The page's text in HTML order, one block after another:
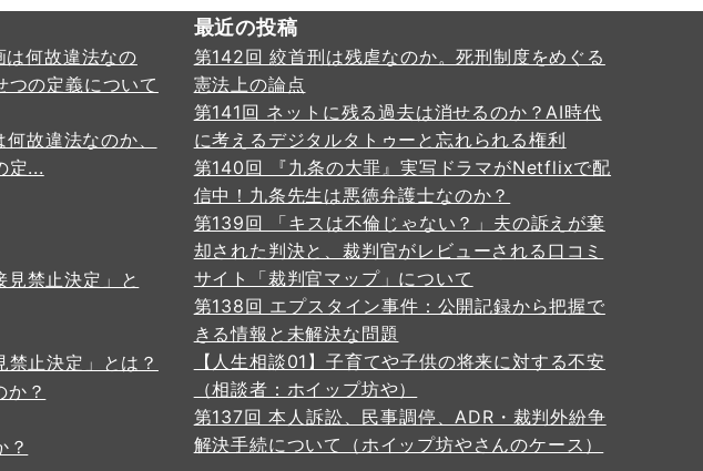
故違法なのか、
定...
止決定」とは？
？
最近の投稿
第142回 絞首刑は残虐なのか。死刑制度をめぐる
憲法上の論点
第141回 ネットに残る過去は消せるのか？AI時代
に考えるデジタルタトゥーと忘れられる権利
第140回 『九条の大罪』実写ドラマがNetflixで配
信中！九条先生は悪徳弁護士なのか？
第139回 「キスは不倫じゃない？」夫の訴えが棄
却された判決と、裁判官がレビューされる口コミ
サイト「裁判官マップ」について
第138回 エプスタイン事件：公開記録から把握で
きる情報と未解決な問題
【人生相談01】子育てや子供の将来に対する不安
（相談者：ホイップ坊や）
第137回 本人訴訟、民事調停、ADR・裁判外紛争
解決手続について（ホイップ坊やさんのケース）